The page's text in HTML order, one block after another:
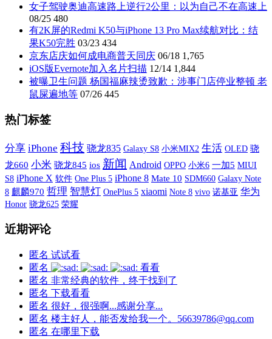
女子驾驶奥迪高速路上逆行2公里：以为自己不在高速上
08/25 480
有2K屏的Redmi K50与iPhone 13 Pro Max续航对比：结
果K50完胜 03/23 434
京东店庆如何成电商普天同庆 06/18 1,765
iOS版Evernote加入名片扫描 12/14 1,844
被曝卫生问题 杨国福麻辣烫致歉：涉事门店停业整顿 老
鼠屎遍地等 07/26 445
热门标签
分享 iPhone 科技 骁龙835 Galaxy S8 小米MIX2 生活 OLED 骁
龙660 小米 骁龙845 ios 新闻 Android OPPO 小米6 一加5 MIUI
S8 iPhone X 软件 One Plus 5 iPhone 8 Mate 10 SDM660 Galaxy Note
8 麒麟970 哲理 智慧灯 OnePlus 5 xiaomi Note 8 vivo 诺基亚 华为
Honor 骁龙625 荣耀
近期评论
匿名 试试看
匿名
看看
匿名 非常经典的软件，终于找到了
匿名 下载看看
匿名 很好，很强啊...感谢分享...
匿名 楼主好人，能否发给我一个。56639786@qq.com
匿名 在哪里下载